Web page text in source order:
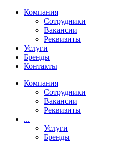
Компания
Сотрудники
Вакансии
Реквизиты
Услуги
Бренды
Контакты
Компания
Сотрудники
Вакансии
Реквизиты
...
Услуги
Бренды